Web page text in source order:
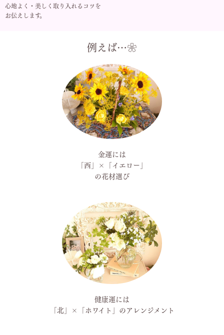
心地よく・美しく取り入れるコツを
お伝えします。
例えば…❀
金運には
「西」×「イエロー」
の花材選び
健康運には
「北」×「ホワイト」のアレンジメント